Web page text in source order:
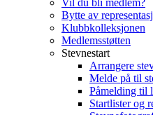
Vil du bli medlem?
Bytte av
Klubbkolleksjonen
Medlemsstøtten
Stevnestart
Arrangere
Melde på til
Påmelding til
Startlister og